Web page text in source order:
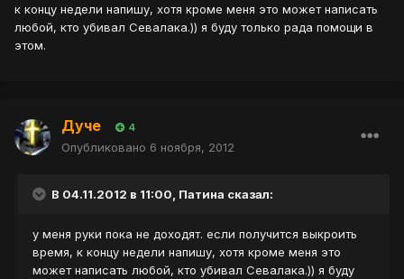
к концу недели напишу, хотя кроме меня это может написать
любой, кто убивал Севалака.)) я буду только рада помощи в
этом.
Дуче 4
Опубликовано 6 ноября, 2012
В 04.11.2012 в 11:00, Патина сказал:
у меня руки пока не доходят. если получится выкроить
время, к концу недели напишу, хотя кроме меня это
может написать любой, кто убивал Севалака.)) я буду